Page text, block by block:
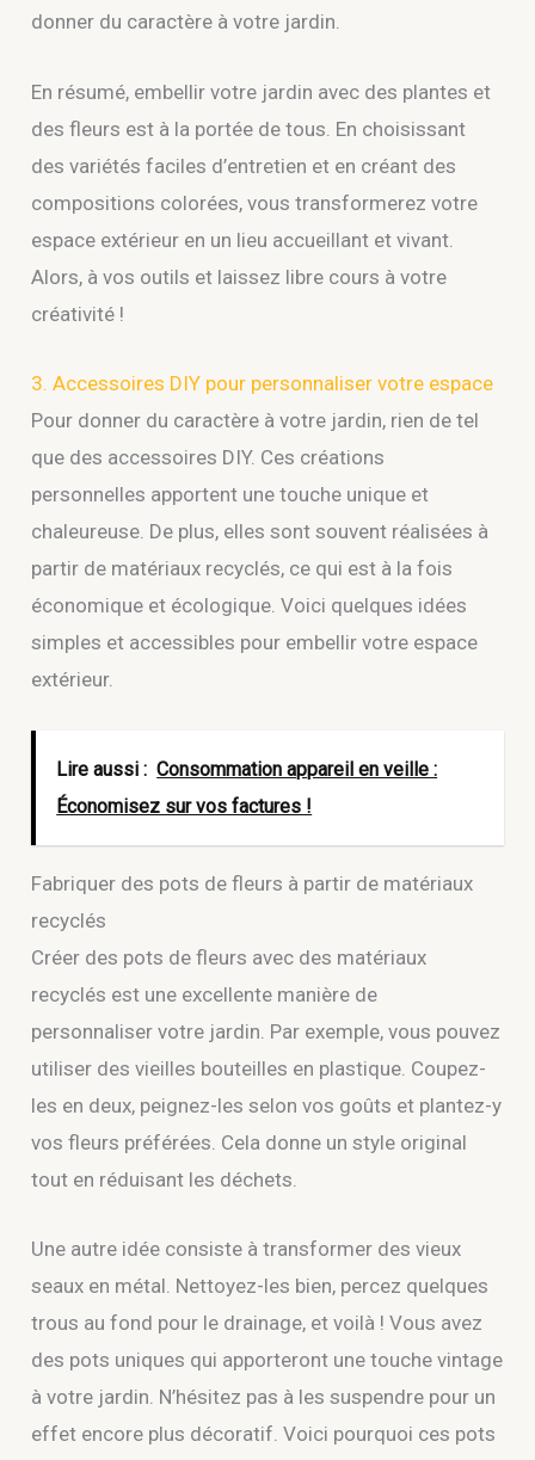
donner du caractère à votre jardin.
En résumé, embellir votre jardin avec des plantes et
des fleurs est à la portée de tous. En choisissant
des variétés faciles d’entretien et en créant des
compositions colorées, vous transformerez votre
espace extérieur en un lieu accueillant et vivant.
Alors, à vos outils et laissez libre cours à votre
créativité !
3. Accessoires DIY pour personnaliser votre espace
Pour donner du caractère à votre jardin, rien de tel
que des accessoires DIY. Ces créations
personnelles apportent une touche unique et
chaleureuse. De plus, elles sont souvent réalisées à
partir de matériaux recyclés, ce qui est à la fois
économique et écologique. Voici quelques idées
simples et accessibles pour embellir votre espace
extérieur.
Lire aussi : Consommation appareil en veille :
Économisez sur vos factures !
Fabriquer des pots de fleurs à partir de matériaux
recyclés
Créer des pots de fleurs avec des matériaux
recyclés est une excellente manière de
personnaliser votre jardin. Par exemple, vous pouvez
utiliser des vieilles bouteilles en plastique. Coupez-
les en deux, peignez-les selon vos goûts et plantez-y
vos fleurs préférées. Cela donne un style original
tout en réduisant les déchets.
Une autre idée consiste à transformer des vieux
seaux en métal. Nettoyez-les bien, percez quelques
trous au fond pour le drainage, et voilà ! Vous avez
des pots uniques qui apporteront une touche vintage
à votre jardin. N’hésitez pas à les suspendre pour un
effet encore plus décoratif. Voici pourquoi ces pots